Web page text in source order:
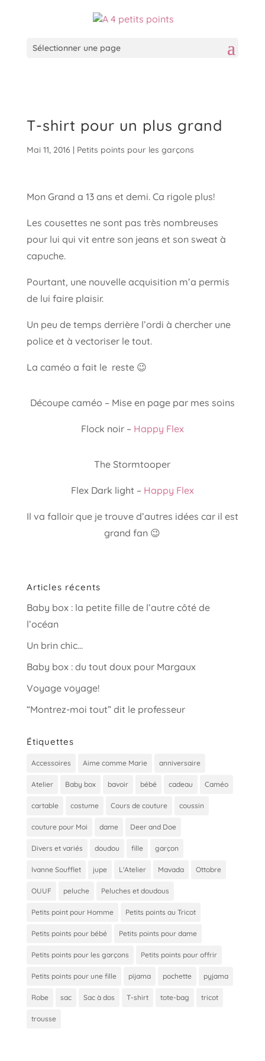
Sélectionner une page
T-shirt pour un plus grand
Mai 11, 2016 | Petits points pour les garçons
Mon Grand a 13 ans et demi. Ca rigole plus!
Les cousettes ne sont pas très nombreuses
pour lui qui vit entre son jeans et son sweat à
capuche.
Pourtant, une nouvelle acquisition m’a permis
de lui faire plaisir.
Un peu de temps derrière l’ordi à chercher une
police et à vectoriser le tout.
La caméo a fait le reste 😉
Découpe caméo – Mise en page par mes soins
Flock noir – Happy Flex
The Stormtooper
Flex Dark light – Happy Flex
Il va falloir que je trouve d’autres idées car il est
grand fan 😉
Articles récents
Baby box : la petite fille de l’autre côté de
l’océan
Un brin chic…
Baby box : du tout doux pour Margaux
Voyage voyage!
“Montrez-moi tout” dit le professeur
Étiquettes
Accessoires Aime comme Marie anniversaire
Atelier Baby box bavoir bébé cadeau Caméo
cartable costume Cours de couture coussin
couture pour Moi dame Deer and Doe
Divers et variés doudou fille garçon
Ivanne Soufflet jupe L'Atelier Mavada Ottobre
OUUF peluche Peluches et doudous
Petits point pour Homme Petits points au Tricot
Petits points pour bébé Petits points pour dame
Petits points pour les garçons Petits points pour offrir
Petits points pour une fille pijama pochette pyjama
Robe sac Sac à dos T-shirt tote-bag tricot
trousse